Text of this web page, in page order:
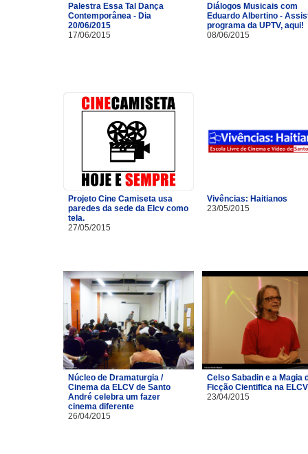
Palestra Essa Tal Dança
Contemporânea - Dia
20/06/2015
17/06/2015
Diálogos Musicais com
Eduardo Albertino -
programa da UPTV, aqui!
08/06/2015
Projeto Cine Camiseta usa
paredes da sede da Elcv como
tela.
27/05/2015
Vivências: Haitianos
23/05/2015
Núcleo de Dramaturgia /
Cinema da ELCV de Santo
André celebra um fazer
cinema diferente
26/04/2015
Celso Sabadin e a Magia
Ficção Cientifica na ELCV
23/04/2015